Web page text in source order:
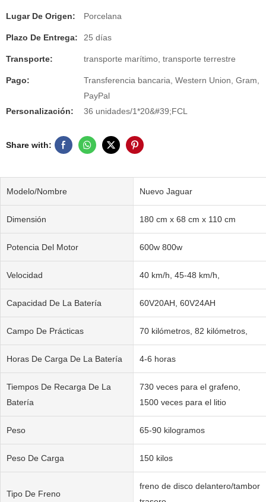
Lugar De Origen: Porcelana
Plazo De Entrega: 25 días
Transporte: transporte marítimo, transporte terrestre
Pago:
Transferencia bancaria, Western Union, Gram,
PayPal
Personalización:
36 unidades/1*20&#39;FCL
Share with:
Modelo/Nombre Nuevo Jaguar
Dimensión 180 cm x 68 cm x 110 cm
Potencia Del Motor 600w 800w
Velocidad 40 km/h, 45-48 km/h,
Capacidad De La Batería 60V20AH, 60V24AH
Campo De Prácticas 70 kilómetros, 82 kilómetros,
Horas De Carga De La Batería 4-6 horas
Tiempos De Recarga De La
Batería
730 veces para el grafeno,
1500 veces para el litio
Peso 65-90 kilogramos
Peso De Carga 150 kilos
Tipo De Freno
freno de disco delantero/tambor